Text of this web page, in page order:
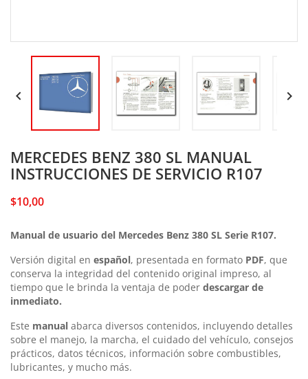
 
MERCEDES BENZ 380 SL MANUAL
INSTRUCCIONES DE SERVICIO R107
$10,00
Manual de usuario del Mercedes Benz 380 SL Serie R107.
Versión digital en español, presentada en formato PDF, que
conserva la integridad del contenido original impreso, al
tiempo que le brinda la ventaja de poder descargar de
inmediato.
Este manual abarca diversos contenidos, incluyendo detalles
sobre el manejo, la marcha, el cuidado del vehículo, consejos
prácticos, datos técnicos, información sobre combustibles,
lubricantes, y mucho más.